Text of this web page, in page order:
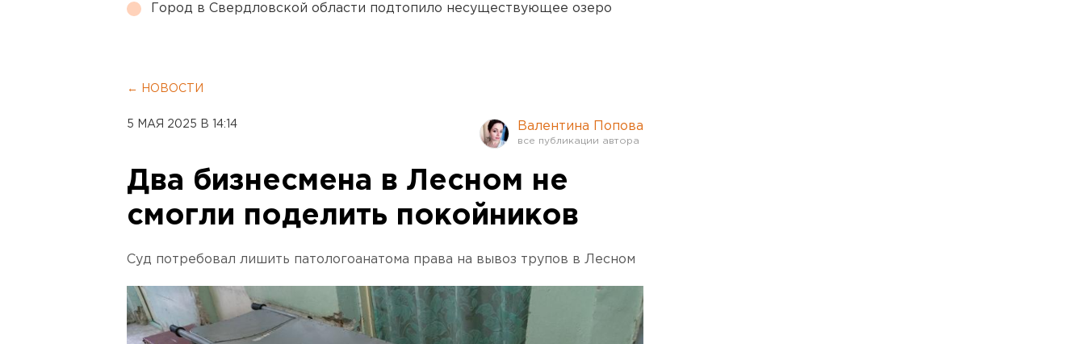
Город в Свердловской области подтопило несуществующее озеро
← НОВОСТИ
5 МАЯ 2025 В 14:14 Валентина Попова
Два бизнесмена в Лесном не
смогли поделить покойников
Суд потребовал лишить патологоанатома права на вывоз трупов в Лесном